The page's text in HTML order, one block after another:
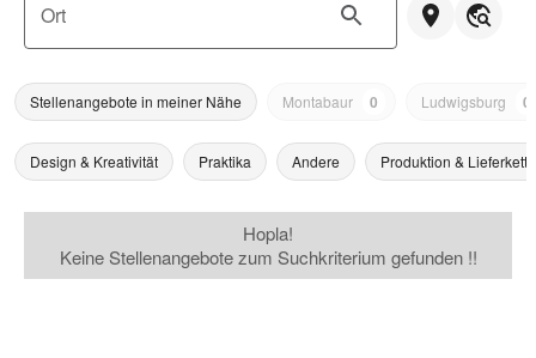
Ort
Stellenangebote in meiner Nähe Montabaur 0 Ludwigsburg 0
Design & Kreativität Praktika Andere Produktion & Lieferkette
Hopla!
Keine Stellenangebote zum Suchkriterium gefunden !!